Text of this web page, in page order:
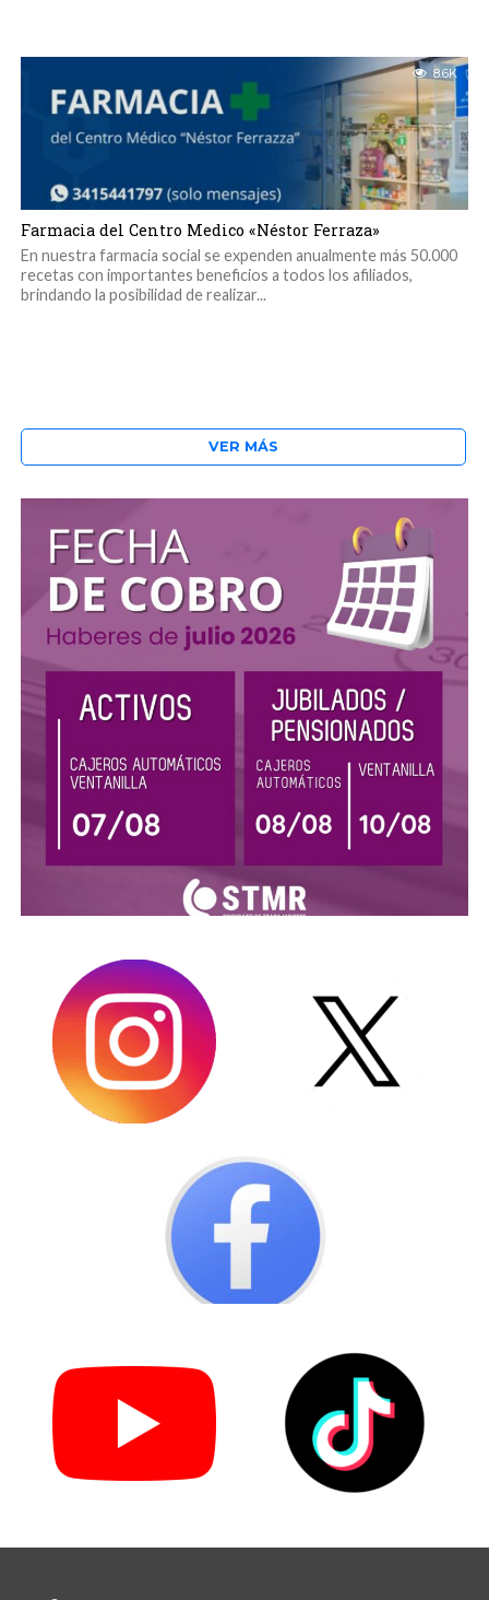
8.6K
Farmacia del Centro Medico «Néstor Ferraza»
En nuestra farmacia social se expenden anualmente más 50.000
recetas con importantes beneficios a todos los afiliados,
brindando la posibilidad de realizar...
VER MÁS
DESTACADOS